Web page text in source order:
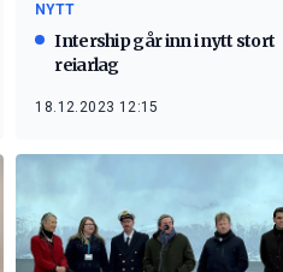
NYTT
Intership går inn i nytt stort
reiarlag
18.12.2023 12:15